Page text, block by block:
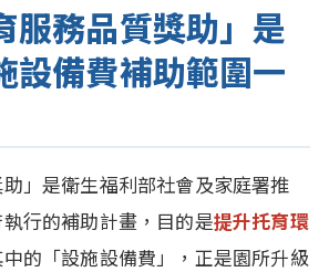
服務品質獎助」是
設備費補助範圍一
助」是衛生福利部社會及家庭署推
行的補助計畫，目的是提升托育環
中的「設施設備費」，正是園所升級